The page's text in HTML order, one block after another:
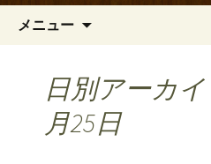
メニュー
日別アーカイ
月25日